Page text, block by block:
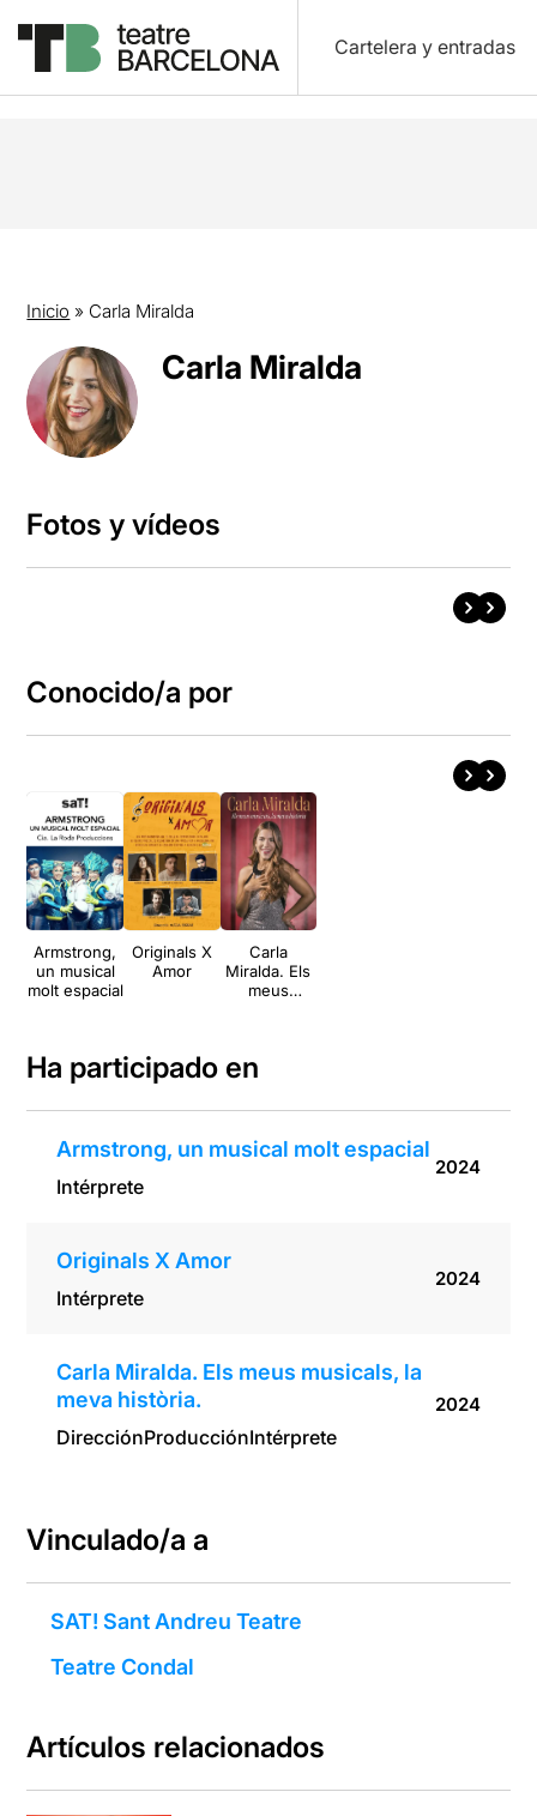
Cartelera y entradas
Inicio » Carla Miralda
Carla Miralda
Fotos y vídeos
Conocido/a por
Armstrong,
un musical
molt espacial
Originals X
Amor
Carla
Miralda. Els
meus
Ha participado en
Armstrong, un musical molt espacial
Intérprete
2024
Originals X Amor
Intérprete
2024
Carla Miralda. Els meus musicals, la
meva història.
DirecciónProducciónIntérprete
2024
Vinculado/a a
SAT! Sant Andreu Teatre
Teatre Condal
Artículos relacionados